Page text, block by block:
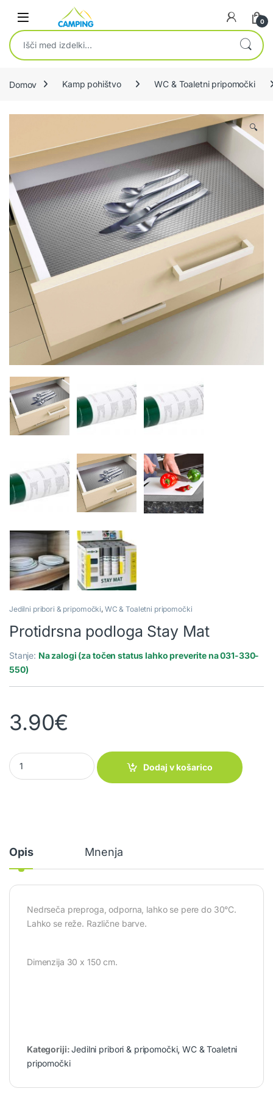
0
Išči:
Domov Kamp pohištvo WC & Toaletni pripomočki
🔍
Jedilni pribori & pripomočki, WC & Toaletni pripomočki
Protidrsna podloga Stay Mat
Stanje: Na zalogi (za točen status lahko preverite na 031-330-
550)
3.90€
Protidrsna podloga Stay Mat quantity
Dodaj v košarico
Opis Mnenja
Nedrseča preproga, odporna, lahko se pere do 30°C.
Lahko se reže. Različne barve.
Dimenzija 30 x 150 cm.
Kategoriji:Jedilni pribori & pripomočki,WC & Toaletni
pripomočki